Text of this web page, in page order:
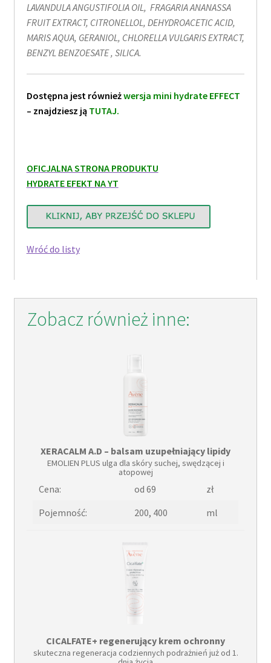
LAVANDULA ANGUSTIFOLIA OIL, FRAGARIA ANANASSA
FRUIT EXTRACT, CITRONELLOL, DEHYDROACETIC ACID,
MARIS AQUA, GERANIOL, CHLORELLA VULGARIS EXTRACT,
BENZYL BENZOESATE , SILICA.
Dostępna jest równieżwersja mini hydrate EFFECT
– znajdziesz ją TUTAJ.
OFICJALNA STRONA PRODUKTU
HYDRATE EFEKT NA YT
Wróć do listy
Zobacz również inne:
XERACALM A.D – balsam uzupełniający lipidy
EMOLIEN PLUS ulga dla skóry suchej, swędzącej i
atopowej
Cena: od 69
zł
Pojemność:
200, 400 ml
CICALFATE+ regenerujący krem ochronny
skuteczna regeneracja codziennych podrażnień już od 1.